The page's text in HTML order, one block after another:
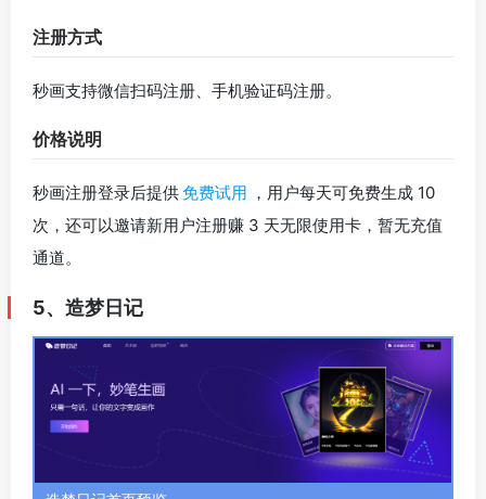
简单，非常适合新手。
功能一览
文生图
彩、儿童画、素描、摄影、影感、动漫风、游戏风、蒸
像，例如梵高、莫奈、毕加索、保罗·塞尚、丰子恺、永
图生图 ：上传图像，AI 可以为你实现姿势识别生图、轮
廓检测生图、线稿上色、优化光影等需求。
艺术展
：这是一个丰富的 AI 绘画交流社区，用户在这里
上传自己最为优秀的绘画作品，你可以点击与 TA 交流，
也可以一键生成同款。
：支持适应不同设备、App的各种图像比
例，可选1:1、9:16、16:9、3:4、4:3、1125:2436，生
成前最好根据图片内容及风格选择合适的尺寸。